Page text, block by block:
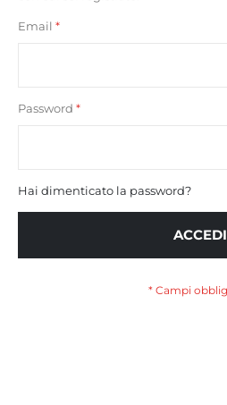
Email
Password
Hai dimenticato la password?
ACCEDI